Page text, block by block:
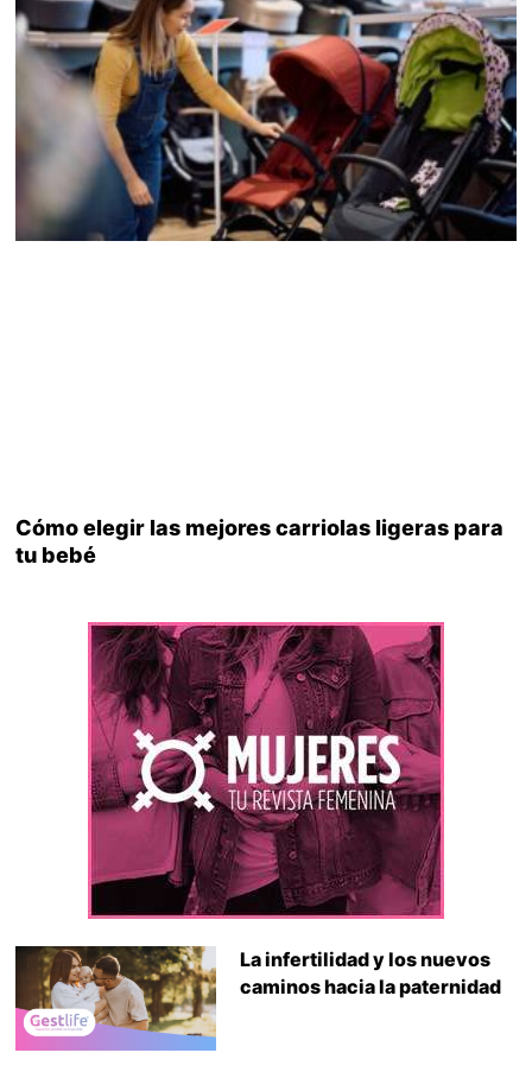
Cómo elegir las mejores carriolas ligeras para
tu bebé
La infertilidad y los nuevos
caminos hacia la paternidad